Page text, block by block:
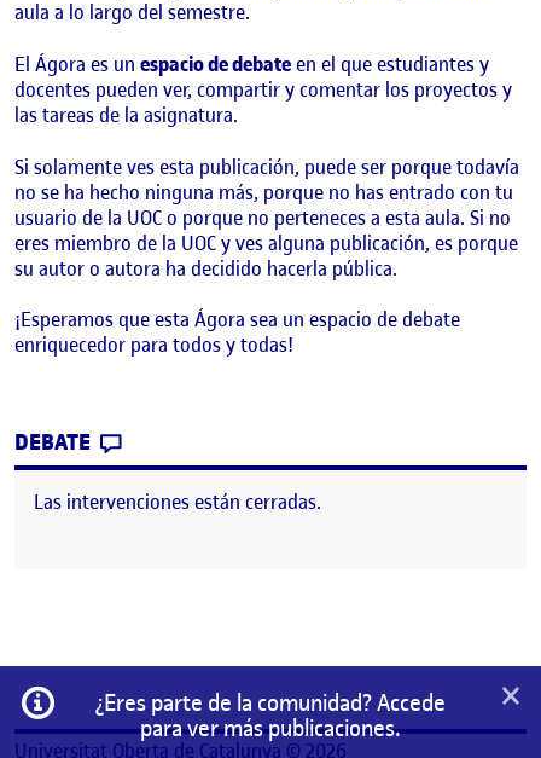
aula a lo largo del semestre.
El Ágora es un espacio de debateen el que estudiantes y
docentes pueden ver, compartir y comentar los proyectos y
las tareas de la asignatura.
Si solamente ves esta publicación, puede ser porque todavía
no se ha hecho ninguna más, porque no has entrado con tu
usuario de la UOC o porque no perteneces a esta aula. Si no
eres miembro de la UOC y ves alguna publicación, es porque
su autor o autora ha decidido hacerla pública.
¡Esperamos que esta Ágora sea un espacio de debate
enriquecedor para todos y todas!
DEBATE
Las intervenciones están cerradas.
Información
¿Eres parte de la comunidad? Accede
para ver más publicaciones.
×
Universitat Oberta de Catalunya © 2026